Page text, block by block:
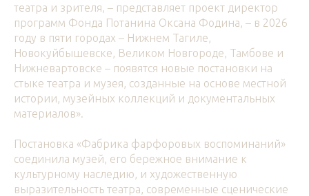
театра и зрителя, – представляет проект директор
программ Фонда Потанина Оксана Фодина, – в 2026
году в пяти городах – Нижнем Тагиле,
Новокуйбышевске, Великом Новгороде, Тамбове и
Нижневартовске – появятся новые постановки на
стыке театра и музея, созданные на основе местной
истории, музейных коллекций и документальных
материалов».
Постановка «Фабрика фарфоровых воспоминаний»
соединила музей, его бережное внимание к
культурному наследию, и художественную
выразительность театра, современные сценические